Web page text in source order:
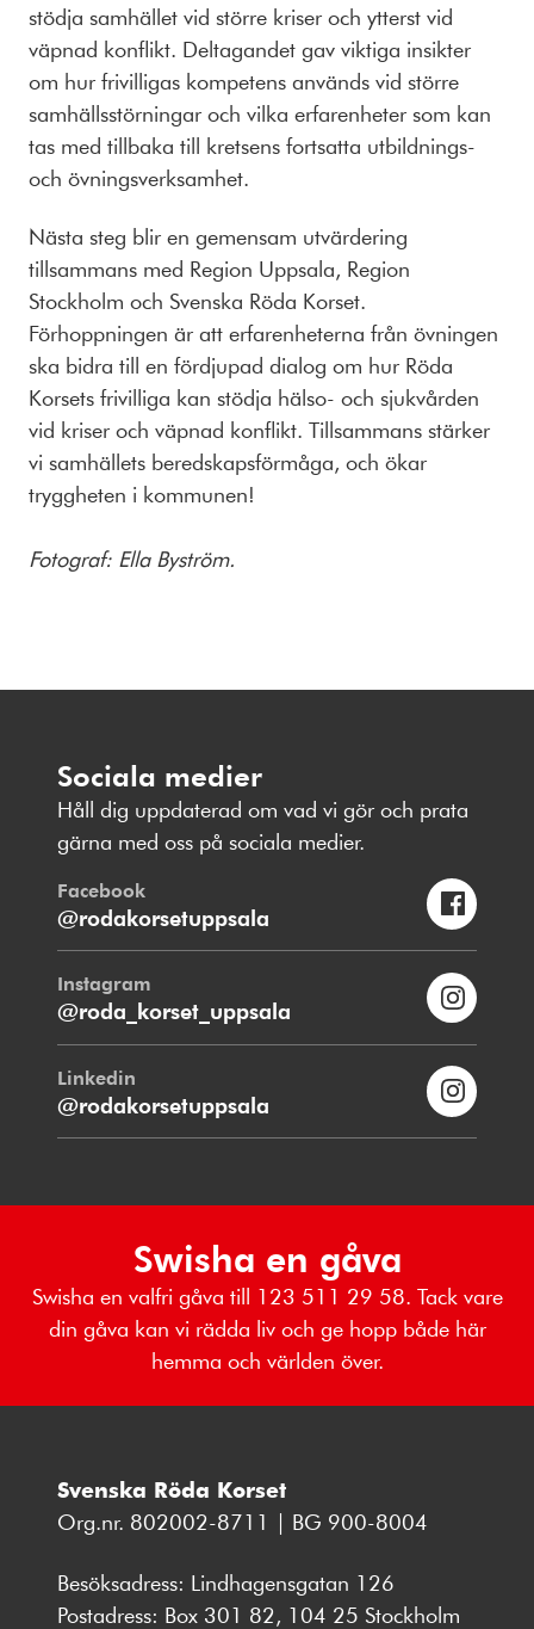
stödja samhället vid större kriser och ytterst vid
väpnad konflikt. Deltagandet gav viktiga insikter
om hur frivilligas kompetens används vid större
samhällsstörningar och vilka erfarenheter som kan
tas med tillbaka till kretsens fortsatta utbildnings-
och övningsverksamhet.
Nästa steg blir en gemensam utvärdering
tillsammans med Region Uppsala, Region
Stockholm och Svenska Röda Korset.
Förhoppningen är att erfarenheterna från övningen
ska bidra till en fördjupad dialog om hur Röda
Korsets frivilliga kan stödja hälso- och sjukvården
vid kriser och väpnad konflikt. Tillsammans stärker
vi samhällets beredskapsförmåga, och ökar
tryggheten i kommunen!
Fotograf: Ella Byström.
Sociala medier
Håll dig uppdaterad om vad vi gör och prata
gärna med oss på sociala medier.
Facebook
@rodakorsetuppsala
Instagram
@roda_korset_uppsala
Linkedin
@rodakorsetuppsala
Swisha en gåva
Swisha en valfri gåva till 123 511 29 58. Tack vare
din gåva kan vi rädda liv och ge hopp både här
hemma och världen över.
Svenska Röda Korset
Org.nr. 802002-8711 | BG 900-8004
Besöksadress: Lindhagensgatan 126
Postadress: Box 301 82, 104 25 Stockholm